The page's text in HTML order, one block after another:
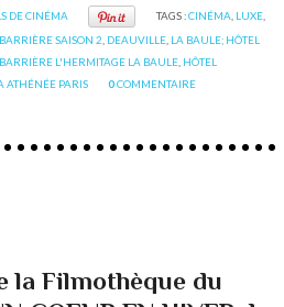
DE CINÉMA TAGS :CINÉMA LUXE,
SAISON 2 DEAUVILLE LA BAULE; HÔTEL
L'HERMITAGE LA BAULE HÔTEL
ATHÉNÉE PARIS 0COMMENTAIRE
la Filmothèque du